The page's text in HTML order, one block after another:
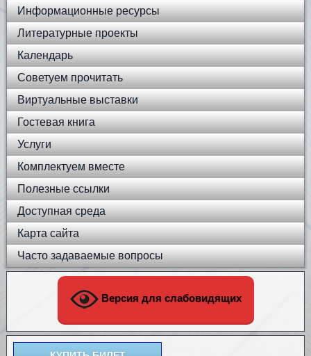
Информационные ресурсы
Литературные проекты
Календарь
Советуем прочитать
Виртуальные выставки
Гостевая книга
Услуги
Комплектуем вместе
Полезные ссылки
Доступная среда
Карта сайта
Часто задаваемые вопросы
Версия для слабовидящих